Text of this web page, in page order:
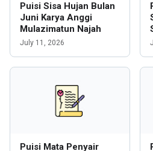
Puisi Sisa Hujan Bulan
Juni Karya Anggi
Mulazimatun Najah
July 11, 2026
Puisi Mata Penyair